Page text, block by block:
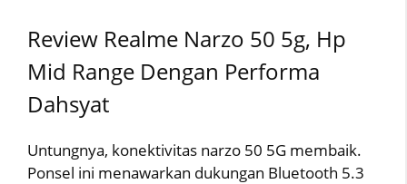
Review Realme Narzo 50 5g, Hp
Mid Range Dengan Performa
Dahsyat
Untungnya, konektivitas narzo 50 5G membaik.
Ponsel ini menawarkan dukungan Bluetooth 5.3